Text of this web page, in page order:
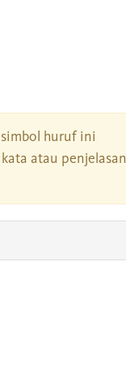
huruf ini
atau penjelasan